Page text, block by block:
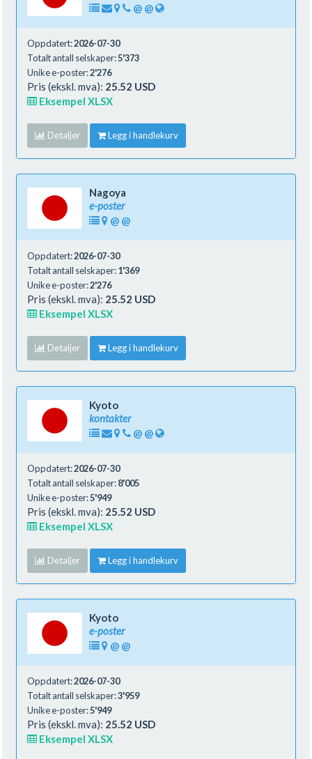
@ @
Oppdatert:2026-07-30
Totalt antall selskaper:5'373
Unike e-poster:2'276
Pris (ekskl. mva): 25.52 USD
Eksempel XLSX
Detaljer Legg i handlekurv
Nagoya
e-poster
@ @
Oppdatert:2026-07-30
Totalt antall selskaper:1'369
Unike e-poster:2'276
Pris (ekskl. mva): 25.52 USD
Eksempel XLSX
Detaljer Legg i handlekurv
Kyoto
kontakter
@ @
Oppdatert:2026-07-30
Totalt antall selskaper:8'005
Unike e-poster:5'949
Pris (ekskl. mva): 25.52 USD
Eksempel XLSX
Detaljer Legg i handlekurv
Kyoto
e-poster
@ @
Oppdatert:2026-07-30
Totalt antall selskaper:3'959
Unike e-poster:5'949
Pris (ekskl. mva): 25.52 USD
Eksempel XLSX